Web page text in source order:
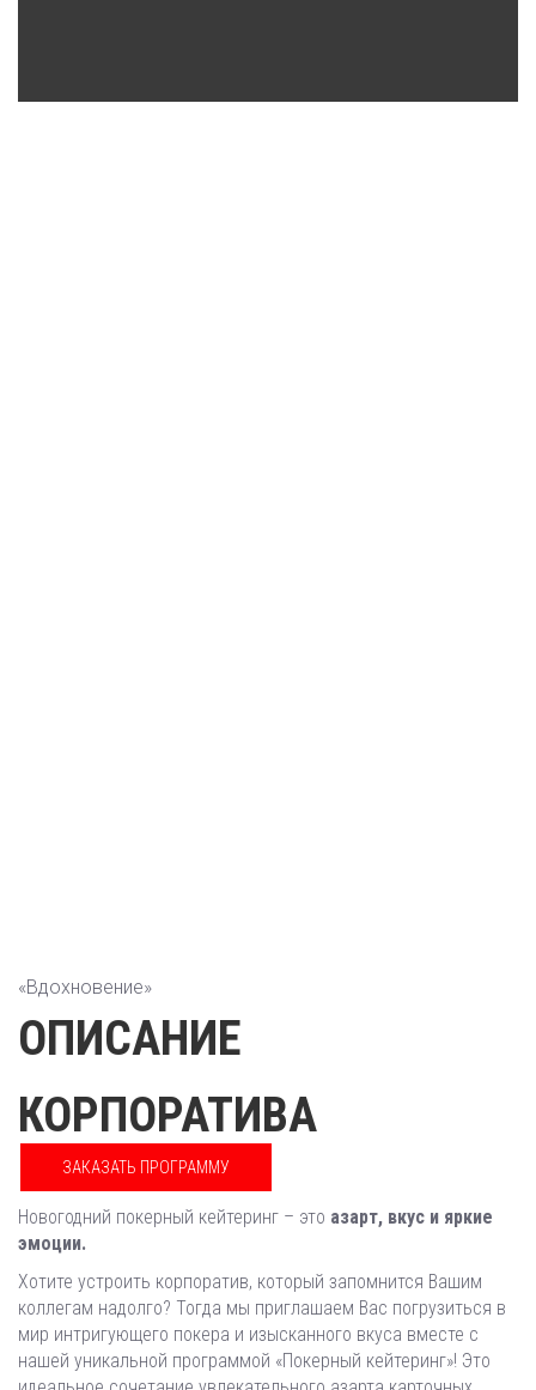
«Вдохновение»
ОПИСАНИЕ
КОРПОРАТИВА
ЗАКАЗАТЬ ПРОГРАММУ
Новогодний покерный кейтеринг – это азарт, вкус и яркие
эмоции.
Хотите устроить корпоратив, который запомнится Вашим
коллегам надолго? Тогда мы приглашаем Вас погрузиться в
мир интригующего покера и изысканного вкуса вместе с
нашей уникальной программой «Покерный кейтеринг»! Это